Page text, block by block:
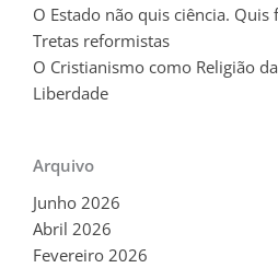
O Estado não quis ciência. Quis
Tretas reformistas
O Cristianismo como Religião
Liberdade
Arquivo
Junho 2026
Abril 2026
Fevereiro 2026